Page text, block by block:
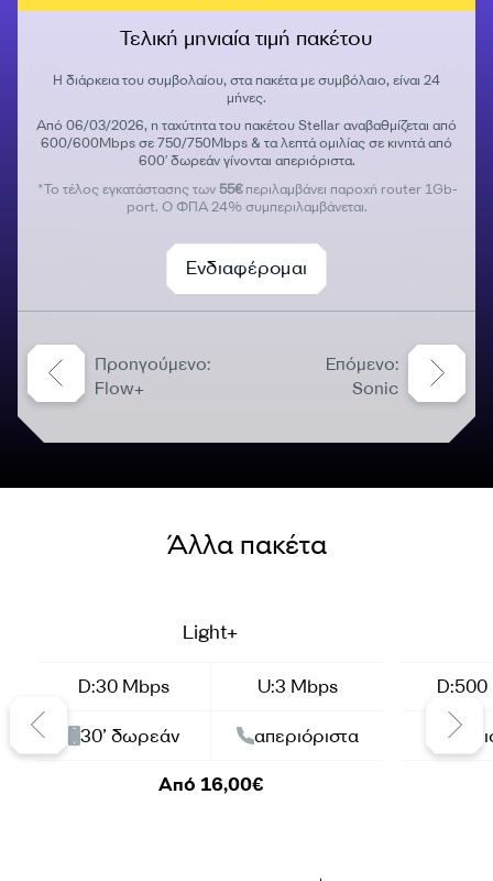
Τελική μηνιαία τιμή πακέτου
Η διάρκεια του συμβολαίου, στα πακέτα με συμβόλαιο, είναι 24
μήνες.
Από 06/03/2026, η ταχύτητα του πακέτου Stellar αναβαθμίζεται από
600/600Mbps σε 750/750Mbps & τα λεπτά ομιλίας σε κινητά από
600′ δωρεάν γίνονται απεριόριστα.
*Το τέλος εγκατάστασης των 55€περιλαμβάνει παροχή router 1Gb-
port. Ο ΦΠΑ 24% συμπεριλαμβάνεται.
Ενδιαφέρομαι
Προηγούμενο:
Flow+
Επόμενο:
Sonic
Άλλα πακέτα
Light+
D:30 Mbps U:3 Mbps
30’ δωρεάν απεριόριστα
Από 16,00€
D:500